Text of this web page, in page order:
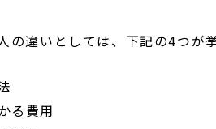
の違いとしては、下記の4つが
る費用